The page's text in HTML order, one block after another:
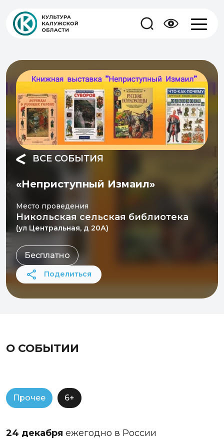
ВСЕ СОБЫТИЯ
«Неприступный Измаил»
Место проведения
Никольская сельская библиотека
(ул Центральная, д 20А)
Бесплатно
Поделиться
О СОБЫТИИ
Прочее 6+
24 декабря ежегодно в России